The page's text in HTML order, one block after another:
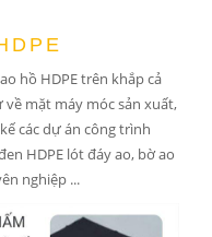
hồ HDPE trên khắp cả
mặt máy móc sản xuất,
các dự án công trình
HDPE lót đáy ao, bờ ao
nghiệp ...